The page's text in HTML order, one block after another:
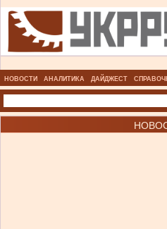
НОВОСТИ АНАЛИТИКА ДАЙДЖЕСТ